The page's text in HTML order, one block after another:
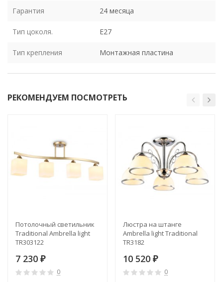
Гарантия 24 месяца
Тип цоколя. E27
Тип крепления Монтажная пластина
РЕКОМЕНДУЕМ ПОСМОТРЕТЬ
Потолочный светильник
Traditional Ambrella light
TR303122
7 230 ₽
0
Люстра на штанге
Ambrella light Traditional
TR3182
10 520 ₽
0